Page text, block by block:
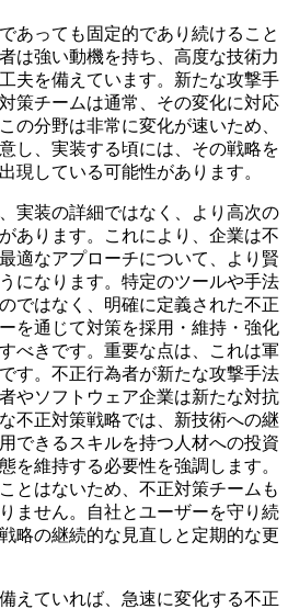
あっても固定的であり続けること
は強い動機を持ち、高度な技術力
夫を備えています。新たな攻撃手
策チームは通常、その変化に対応
の分野は非常に変化が速いため、
し、実装する頃には、その戦略を
現している可能性があります。
実装の詳細ではなく、より高次の
あります。これにより、企業は不
適なアプローチについて、より賢
になります。特定のツールや手法
ではなく、明確に定義された不正
を通じて対策を採用・維持・強化
べきです。重要な点は、これは軍
す。不正行為者が新たな攻撃手法
やソフトウェア企業は新たな対抗
不正対策戦略では、新技術への継
できるスキルを持つ人材への投資
を維持する必要性を強調します。
とはないため、不正対策チームも
ません。自社とユーザーを守り続
略の継続的な見直しと定期的な更
えていれば、急速に変化する不正